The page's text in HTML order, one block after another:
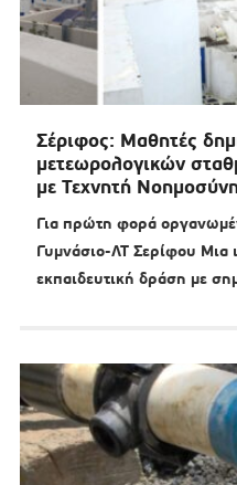
Σέριφος: Μαθητές
μετεωρολογικών
με Τεχνητή
Για πρώτη φορά
Γυμνάσιο-ΛΤ Σερίφου Μια
εκπαιδευτική δράση με